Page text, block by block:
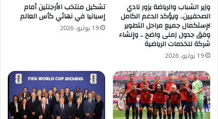
وزير الشباب والرياضة يزور نادي
الصحفيين.. ويؤكد الدعم الكامل
لإستكمال جميع مراحل التطوير
وفق جدول زمنى واضح .. وإنشاء
شركة للخدمات الرياضية
19 يوليو، 2026
تشكيل منتخب الأرجنتين أمام
إسبانيا في نهائي كأس العالم
19 يوليو، 2026